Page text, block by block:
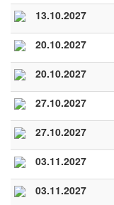
13.10.2027
20.10.2027
20.10.2027
27.10.2027
27.10.2027
03.11.2027
03.11.2027